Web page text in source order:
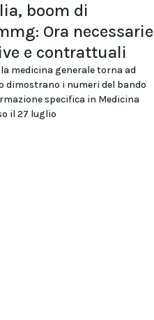
boom di
Ora necessarie
e contrattuali
medicina generale torna ad
dimostrano i numeri del bando
specifica in Medicina
il 27 luglio